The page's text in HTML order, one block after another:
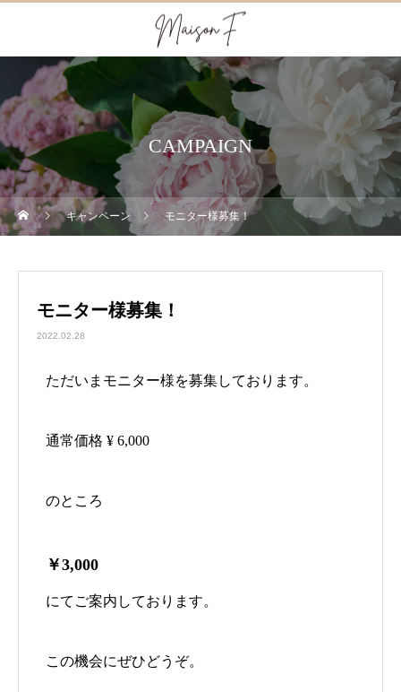
CAMPAIGN
キャンペーン モニター様募集！
モニター様募集！
2022.02.28
ただいまモニター様を募集しております。
通常価格 ¥ 6,000
のところ
￥3,000
にてご案内しております。
この機会にぜひどうぞ。